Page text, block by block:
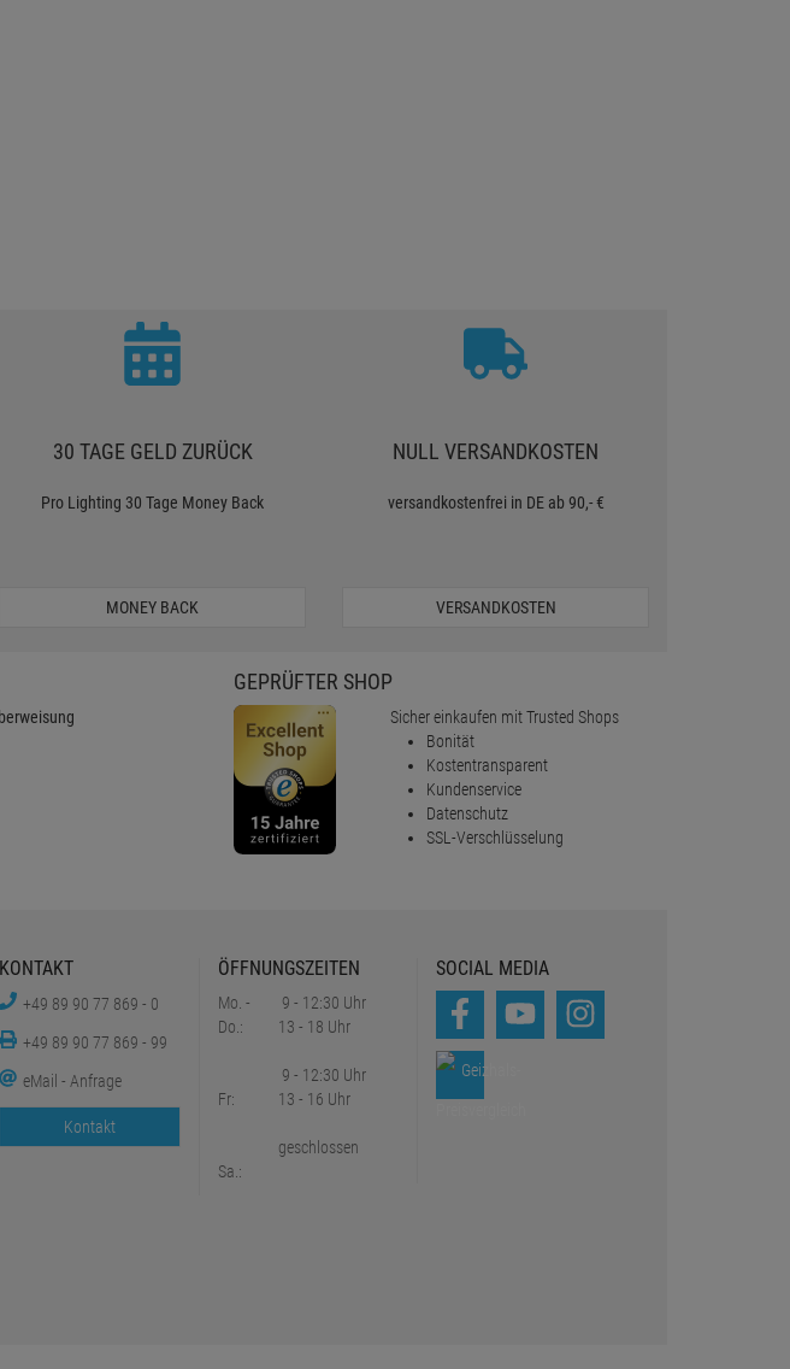
30 TAGE GELD ZURÜCK
Pro Lighting 30 Tage Money Back
MONEY BACK
NULL VERSANDKOSTEN
versandkostenfrei in DE ab 90,- €
VERSANDKOSTEN
GEPRÜFTER SHOP
Sicher einkaufen mit Trusted Shops
Bonität
Kostentransparent
Kundenservice
Datenschutz
SSL-Verschlüsselung
KONTAKT
+49 89 90 77 869 - 0
+49 89 90 77 869 - 99
eMail - Anfrage
Kontakt
ÖFFNUNGSZEITEN
Mo. -
Do.:
Fr:
Sa.:
9 - 12:30 Uhr
13 - 18 Uhr
9 - 12:30 Uhr
13 - 16 Uhr
geschlossen
SOCIAL MEDIA